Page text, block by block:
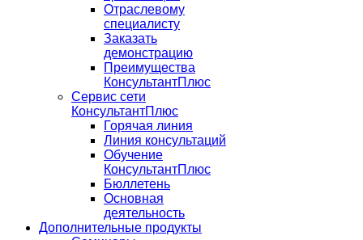
Отраслевому
специалисту
Заказать
демонстрацию
Преимущества
КонсультантПлюс
Сервис сети
КонсультантПлюс
Горячая линия
Линия консультаций
Обучение
КонсультантПлюс
Бюллетень
Основная
деятельность
Дополнительные продукты